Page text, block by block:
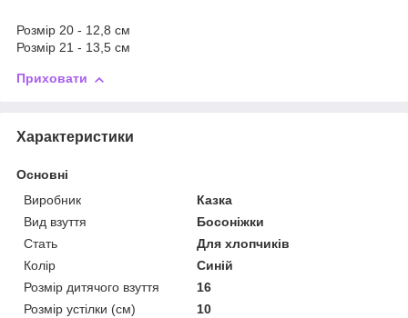
Розмір 20 - 12,8 см
Розмір 21 - 13,5 см
Приховати
Характеристики
Основні
Виробник
Казка
Вид взуття
Босоніжки
Стать
Для хлопчиків
Колір
Синій
Розмір дитячого взуття
16
Розмір устілки (см)
10